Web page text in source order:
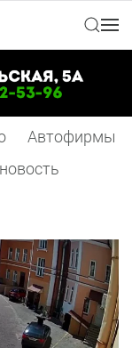
Автофирмы